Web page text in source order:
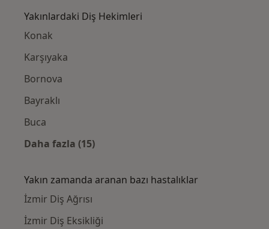
Yakınlardaki Diş Hekimleri
Konak
Karşıyaka
Bornova
Bayraklı
Buca
Daha fazla (15)
Yakın zamanda aranan bazı hastalıklar
İzmir Diş Ağrısı
İzmir Diş Eksikliği